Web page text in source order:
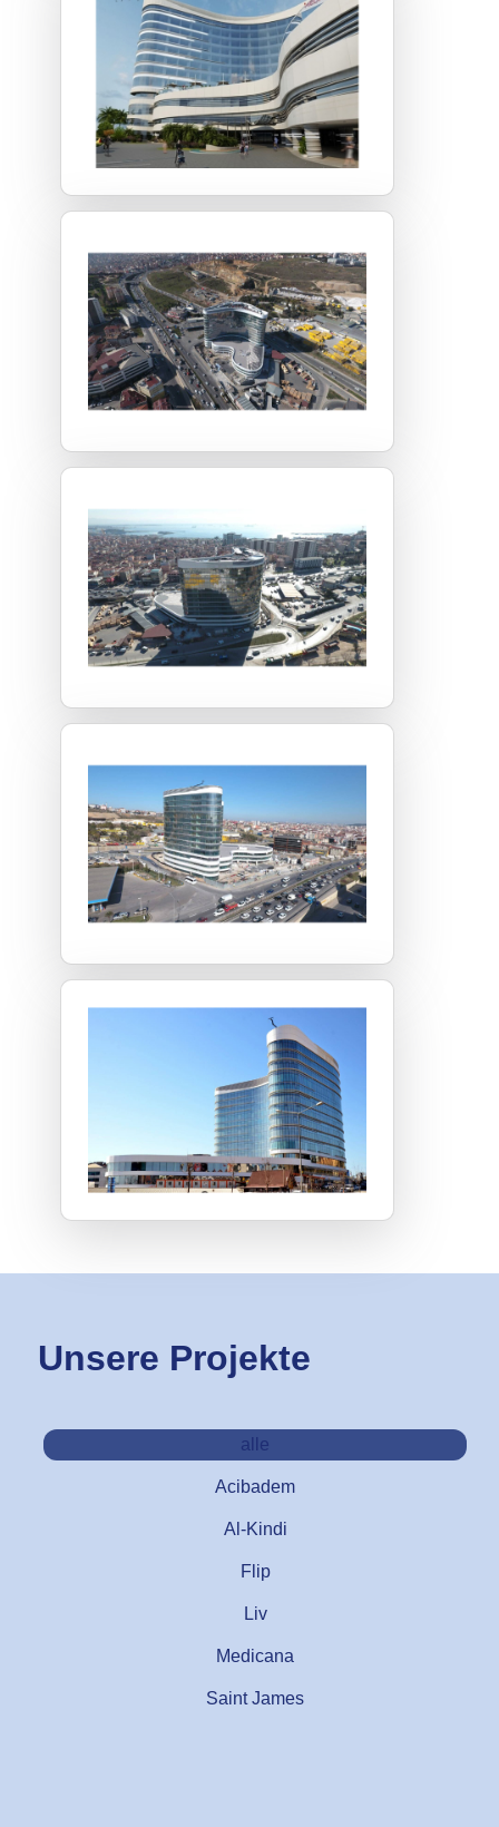
Unsere Projekte
alle
Acibadem
Al-Kindi
Flip
Liv
Medicana
Saint James